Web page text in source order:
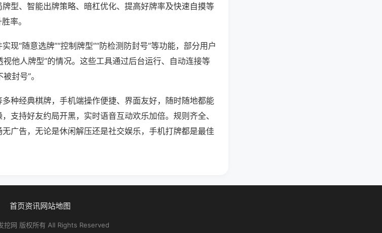
型、智能出牌策略、暗杠优化、提高好牌率及快速自摸等
率。
现“随意选牌”“控制牌型”“防检测防封号”等功能，部分用户
视他人牌型”的情况。这些工具通过后台运行、自动连接等
封号”。
种经典棋牌，手机端操作便捷、界面友好，随时随地都能
支持好友约局开黑，实时语音互动欢乐加倍。规则齐全、
广告，无论是休闲解压还是社交娱乐，手机打牌都是最佳
首页资讯网站地图
网 版权所有 All Rights Reserved